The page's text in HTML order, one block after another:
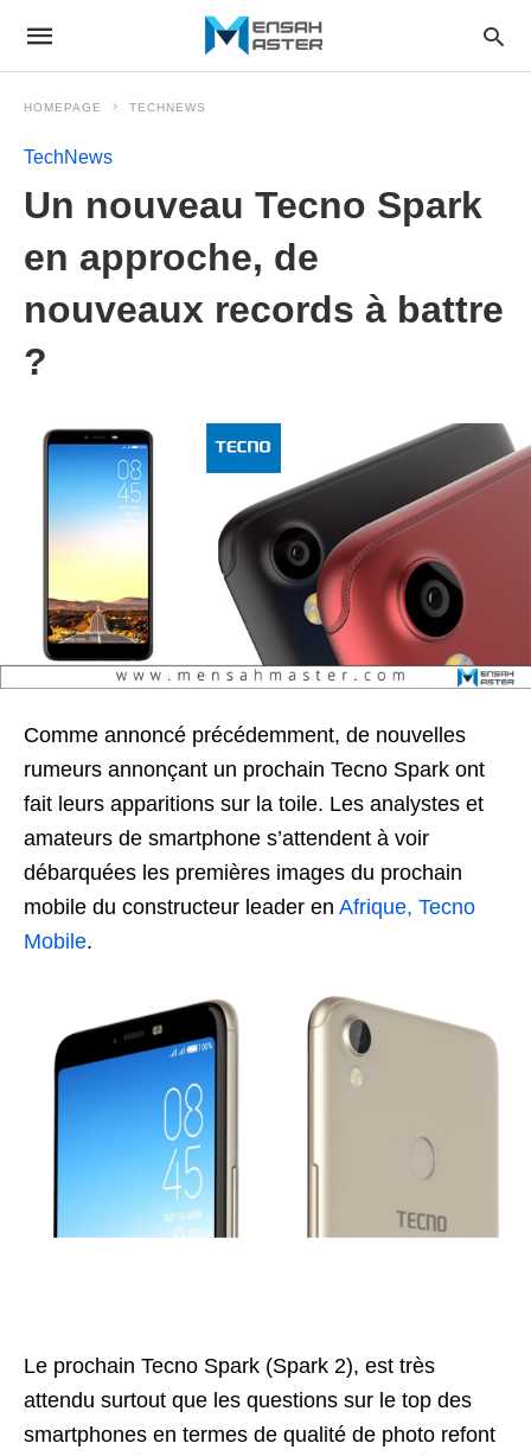
HOMEPAGE TECHNEWS
TechNews
Un nouveau Tecno Spark
en approche, de
nouveaux records à battre
?
Comme annoncé précédemment, de nouvelles
rumeurs annonçant un prochain Tecno Spark ont
fait leurs apparitions sur la toile. Les analystes et
amateurs de smartphone s’attendent à voir
débarquées les premières images du prochain
mobile du constructeur leader en Afrique, Tecno
Mobile.
Le prochain Tecno Spark (Spark 2), est très
attendu surtout que les questions sur le top des
smartphones en termes de qualité de photo refont